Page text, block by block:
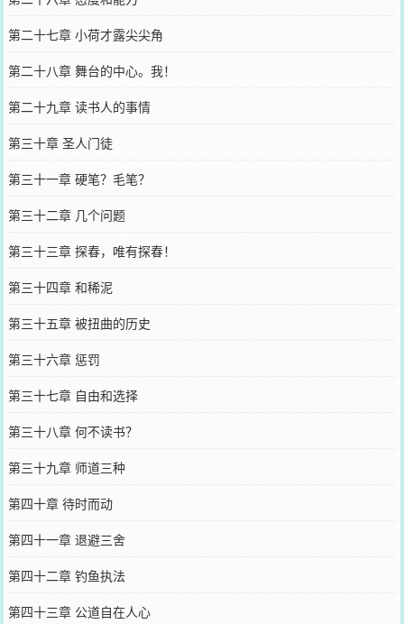
第二十七章 小荷才露尖尖角
第二十八章 舞台的中心。我！
第二十九章 读书人的事情
第三十章 圣人门徒
第三十一章 硬笔？毛笔？
第三十二章 几个问题
第三十三章 探春，唯有探春！
第三十四章 和稀泥
第三十五章 被扭曲的历史
第三十六章 惩罚
第三十七章 自由和选择
第三十八章 何不读书？
第三十九章 师道三种
第四十章 待时而动
第四十一章 退避三舍
第四十二章 钓鱼执法
第四十三章 公道自在人心